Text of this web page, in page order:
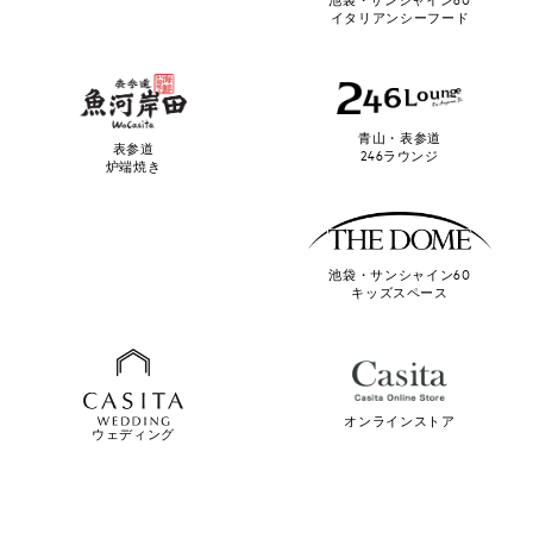
イタリアンシーフード
表参道
炉端焼き
青山・表参道
246ラウンジ
池袋・サンシャイン60
キッズスペース
ウェディング
オンラインストア